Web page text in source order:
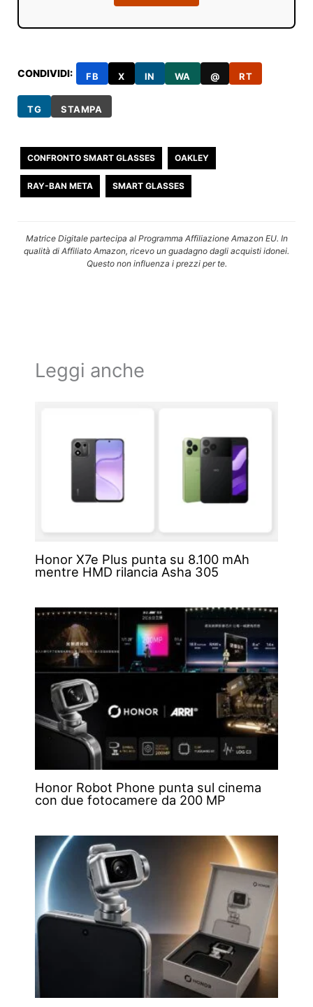
CONDIVIDI: FB X IN WA @ RT
TG STAMPA
CONFRONTO SMART GLASSES OAKLEY
RAY-BAN META SMART GLASSES
Matrice Digitale partecipa al Programma Affiliazione Amazon EU. In
qualità di Affiliato Amazon, ricevo un guadagno dagli acquisti idonei.
Questo non influenza i prezzi per te.
Leggi anche
Honor X7e Plus punta su 8.100 mAh
mentre HMD rilancia Asha 305
Honor Robot Phone punta sul cinema
con due fotocamere da 200 MP